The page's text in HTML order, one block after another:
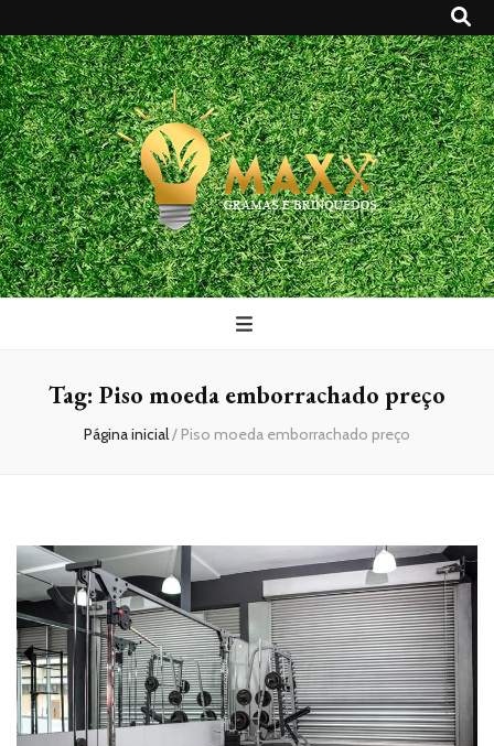
Maxx Gramas
Blog
Tag: Piso moeda emborrachado preço
Página inicial/ Piso moeda emborrachado preço